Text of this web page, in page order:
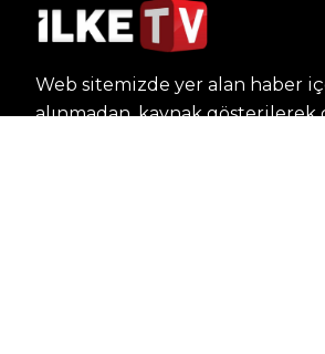
Web sitemizde yer alan haber
alınmadan, kaynak gösterilerek